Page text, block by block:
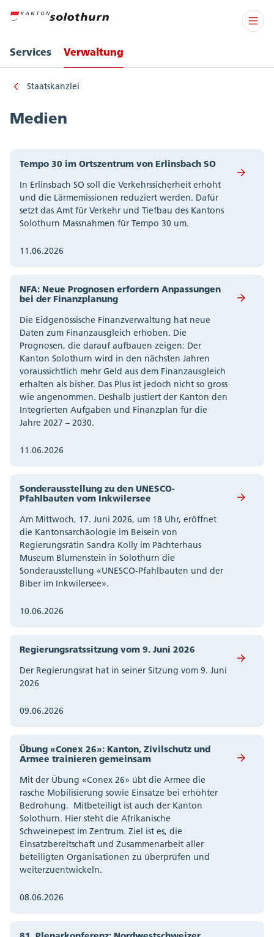
Services Verwaltung
Staatskanzlei
Medien
Tempo 30 im Ortszentrum von Erlinsbach SO
In Erlinsbach SO soll die Verkehrssicherheit erhöht
und die Lärmemissionen reduziert werden. Dafür
setzt das Amt für Verkehr und Tiefbau des Kantons
Solothurn Massnahmen für Tempo 30 um.
11.06.2026
NFA: Neue Prognosen erfordern Anpassungen
bei der Finanzplanung
Die Eidgenössische Finanzverwaltung hat neue
Daten zum Finanzausgleich erhoben. Die
Prognosen, die darauf aufbauen zeigen: Der
Kanton Solothurn wird in den nächsten Jahren
voraussichtlich mehr Geld aus dem Finanzausgleich
erhalten als bisher. Das Plus ist jedoch nicht so gross
wie angenommen. Deshalb justiert der Kanton den
Integrierten Aufgaben und Finanzplan für die
Jahre 2027 – 2030.
11.06.2026
Sonderausstellung zu den UNESCO-
Pfahlbauten vom Inkwilersee
Am Mittwoch, 17. Juni 2026, um 18 Uhr, eröffnet
die Kantonsarchäologie im Beisein von
Regierungsrätin Sandra Kolly im Pächterhaus
Museum Blumenstein in Solothurn die
Sonderausstellung «UNESCO-Pfahlbauten und der
Biber im Inkwilersee».
10.06.2026
Regierungsratssitzung vom 9. Juni 2026
Der Regierungsrat hat in seiner Sitzung vom 9. Juni
2026
09.06.2026
Übung «Conex 26»: Kanton, Zivilschutz und
Armee trainieren gemeinsam
Mit der Übung «Conex 26» übt die Armee die
rasche Mobilisierung sowie Einsätze bei erhöhter
Bedrohung. Mitbeteiligt ist auch der Kanton
Solothurn. Hier steht die Afrikanische
Schweinepest im Zentrum. Ziel ist es, die
Einsatzbereitschaft und Zusammenarbeit aller
beteiligten Organisationen zu überprüfen und
weiterzuentwickeln.
08.06.2026